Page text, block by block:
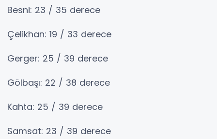
Besni: 23 / 35 derece
Çelikhan: 19 / 33 derece
Gerger: 25 / 39 derece
Gölbaşı: 22 / 38 derece
Kahta: 25 / 39 derece
Samsat: 23 / 39 derece